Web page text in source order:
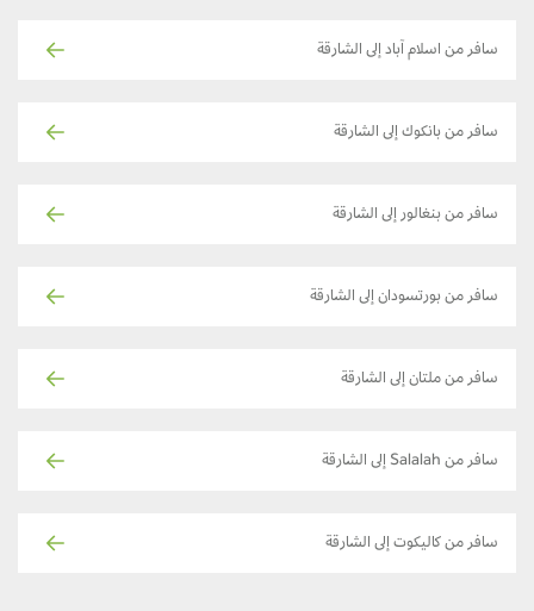
سافر من اسلام آباد إلى الشارقة
سافر من بانكوك إلى الشارقة
سافر من بنغالور إلى الشارقة
سافر من بورتسودان إلى الشارقة
سافر من ملتان إلى الشارقة
سافر من Salalah إلى الشارقة
سافر من كاليكوت إلى الشارقة